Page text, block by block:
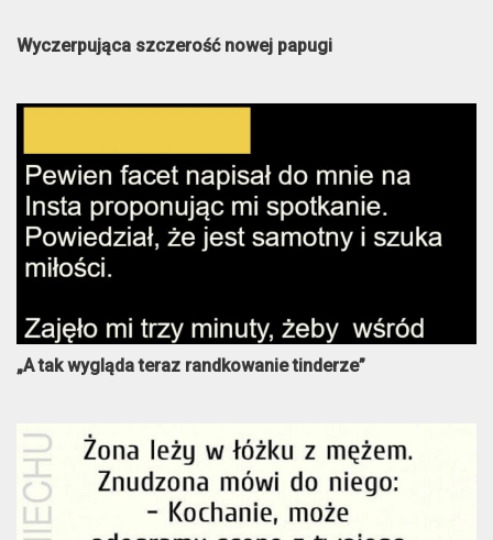
Wyczerpująca szczerość nowej papugi
„A tak wygląda teraz randkowanie tinderze”